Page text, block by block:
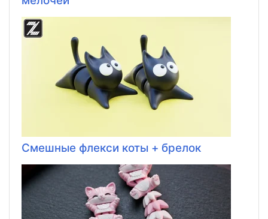
Смешные флекси коты + брелок